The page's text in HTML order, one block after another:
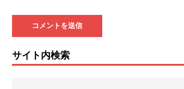
サイト内検索